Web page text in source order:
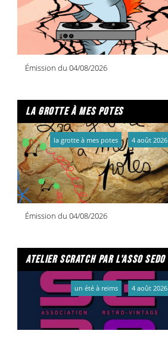
Émission du 04/08/2026
la grotte à mes potes
Émission du 04/08/2026
la grotte à mes potes 4 août 2026
atelier scratch par l'asso sedo
un été à reims 4 août 2026